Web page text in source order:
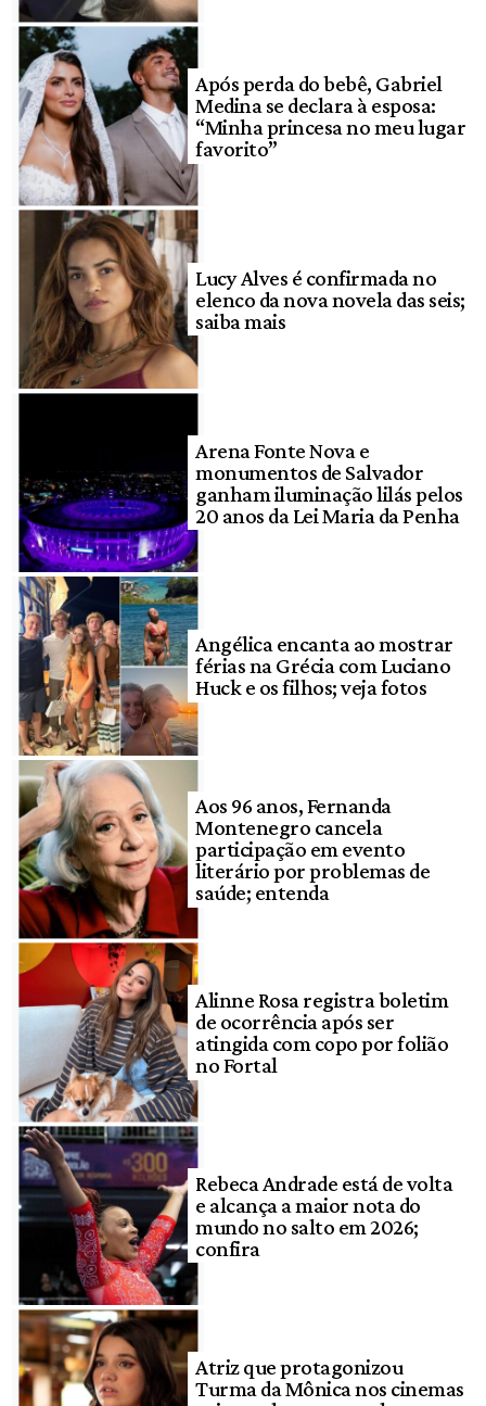
Após perda do bebê, Gabriel
Medina se declara à esposa:
“Minha princesa no meu lugar
favorito”
Lucy Alves é confirmada no
elenco da nova novela das seis;
saiba mais
Arena Fonte Nova e
monumentos de Salvador
ganham iluminação lilás pelos
20 anos da Lei Maria da Penha
Angélica encanta ao mostrar
férias na Grécia com Luciano
Huck e os filhos; veja fotos
Aos 96 anos, Fernanda
Montenegro cancela
participação em evento
literário por problemas de
saúde; entenda
Alinne Rosa registra boletim
de ocorrência após ser
atingida com copo por folião
no Fortal
Rebeca Andrade está de volta
e alcança a maior nota do
mundo no salto em 2026;
confira
Atriz que protagonizou
Turma da Mônica nos cinemas